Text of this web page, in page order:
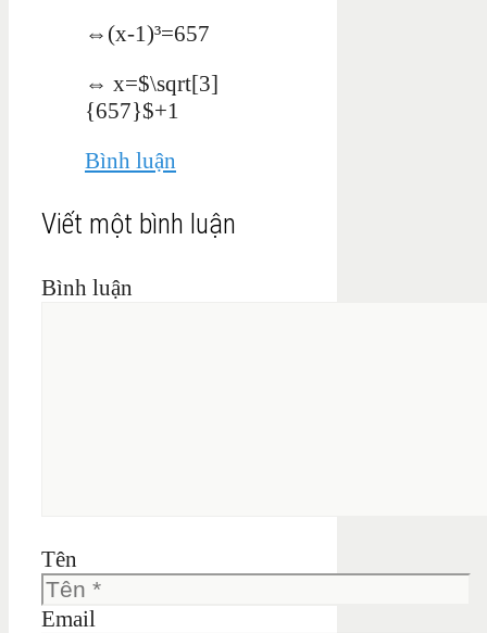
⇔(x-1)³=657
⇔ x=$\sqrt[3]
{657}$+1
Bình luận
Viết một bình luận
Bình luận
Tên
Email